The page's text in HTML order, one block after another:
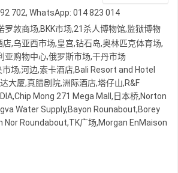
702, WhatsApp: 014 823 014
罗敦商场,BKK市场,21杀人博物馆,监狱博物
,乌亚西市场,皇宫,钻石岛,奥林匹克体育场,
亚购物中心,俄罗斯市场,干丹市场
市场,河边,索卡酒店,Bali Resort and Hotel
大厦,真腊剧院,洲际酒店,塔仔山,R&F
Mong 271 Mega Mall,日本桥,Norton
Water Supply,Bayon Rounabout,Borey
Nor Roundabout,TK广场,Morgan EnMaison